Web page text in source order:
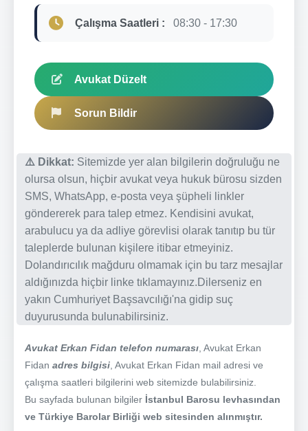
Çalışma Saatleri : 08:30 - 17:30
Avukat Düzelt
Sorun Bildir
⚠️ Dikkat: Sitemizde yer alan bilgilerin doğruluğu ne
olursa olsun, hiçbir avukat veya hukuk bürosu sizden
SMS, WhatsApp, e-posta veya şüpheli linkler
göndererek para talep etmez. Kendisini avukat,
arabulucu ya da adliye görevlisi olarak tanıtıp bu tür
taleplerde bulunan kişilere itibar etmeyiniz.
Dolandırıcılık mağduru olmamak için bu tarz mesajlar
aldığınızda hiçbir linke tıklamayınız.Dilerseniz en
yakın Cumhuriyet Başsavcılığı'na gidip suç
duyurusunda bulunabilirsiniz.
Avukat Erkan Fidan telefon numarası , Avukat Erkan
Fidan adres bilgisi , Avukat Erkan Fidan mail adresi ve
çalışma saatleri bilgilerini web sitemizde bulabilirsiniz.
Bu sayfada bulunan bilgiler İstanbul Barosu levhasından
ve Türkiye Barolar Birliği web sitesinden alınmıştır.